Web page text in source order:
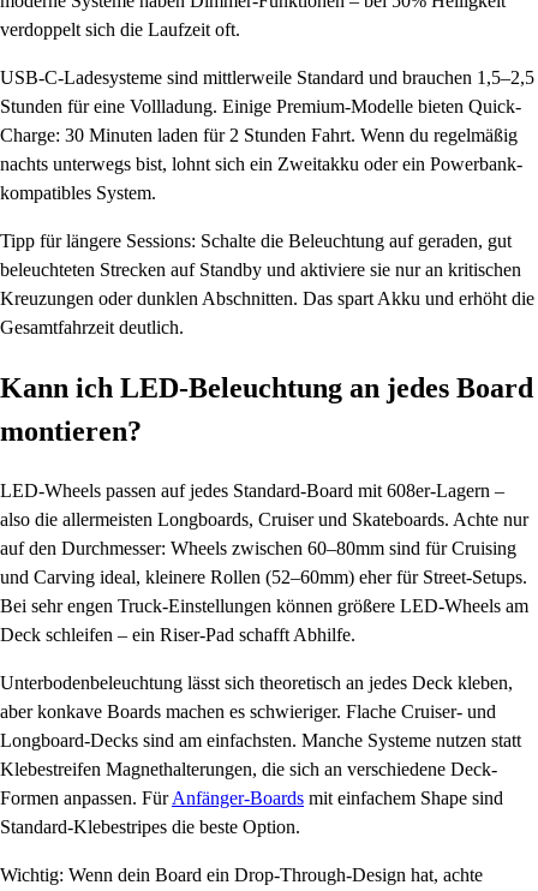
verdoppelt sich die Laufzeit oft.
USB-C-Ladesysteme sind mittlerweile Standard und brauchen 1,5–2,5
Stunden für eine Vollladung. Einige Premium-Modelle bieten Quick-
Charge: 30 Minuten laden für 2 Stunden Fahrt. Wenn du regelmäßig
nachts unterwegs bist, lohnt sich ein Zweitakku oder ein Powerbank-
kompatibles System.
Tipp für längere Sessions: Schalte die Beleuchtung auf geraden, gut
beleuchteten Strecken auf Standby und aktiviere sie nur an kritischen
Kreuzungen oder dunklen Abschnitten. Das spart Akku und erhöht die
Gesamtfahrzeit deutlich.
Kann ich LED-Beleuchtung an jedes Board
montieren?
LED-Wheels passen auf jedes Standard-Board mit 608er-Lagern –
also die allermeisten Longboards, Cruiser und Skateboards. Achte nur
auf den Durchmesser: Wheels zwischen 60–80mm sind für Cruising
und Carving ideal, kleinere Rollen (52–60mm) eher für Street-Setups.
Bei sehr engen Truck-Einstellungen können größere LED-Wheels am
Deck schleifen – ein Riser-Pad schafft Abhilfe.
Unterbodenbeleuchtung lässt sich theoretisch an jedes Deck kleben,
aber konkave Boards machen es schwieriger. Flache Cruiser- und
Longboard-Decks sind am einfachsten. Manche Systeme nutzen statt
Klebestreifen Magnethalterungen, die sich an verschiedene Deck-
Formen anpassen. FürAnfänger-Boards mit einfachem Shape sind
Standard-Klebestripes die beste Option.
Wichtig: Wenn dein Board ein Drop-Through-Design hat, achte